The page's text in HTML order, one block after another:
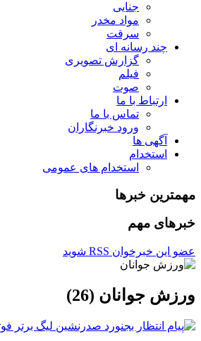
جنایی
مواد مخدر
سرقت
چند رسانه ای
گزارش تصویری
فیلم
صوت
ارتباط با ما
تماس با ما
ورود خبرنگاران
آگهی ها
استخدام
استخدام های عمومی
مهمترین خبرها
خبرهای مهم
عضو این خبرخوان RSS شوید
ورزش جوانان (26)